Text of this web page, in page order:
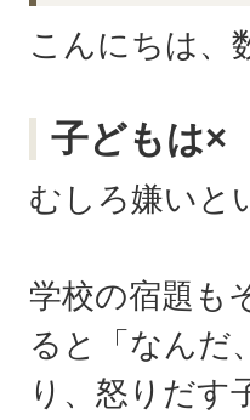
こんにちは、
子どもは×
むしろ嫌いと
学校の宿題も
ると「なんだ
り、怒りだす